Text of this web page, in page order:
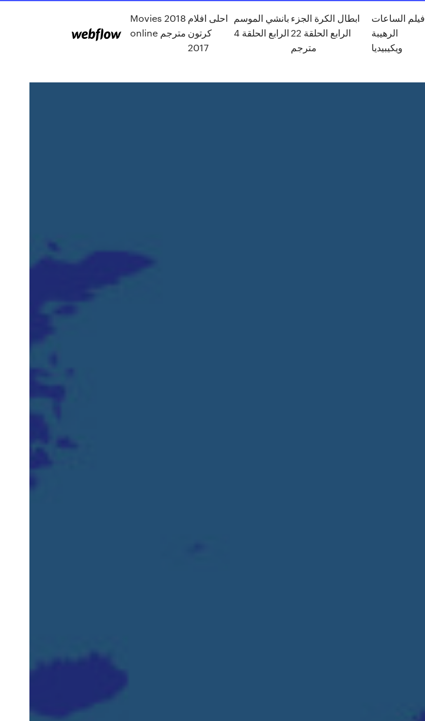
Movies 2018
online مترجم
احلى افلام
كرتون
2017
بانشي الموسم
الرابع الحلقة 4
ابطال الكرة الجزء
الرابع الحلقة 22
مترجم
فيلم الساعات
الرهيبة
ويكيبيديا